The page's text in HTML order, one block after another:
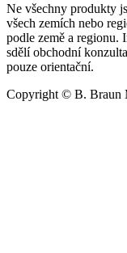
Ne všechny produkty
všech zemích nebo
podle země a regionu.
sdělí obchodní
pouze orientační.
Copyright © B. Braun